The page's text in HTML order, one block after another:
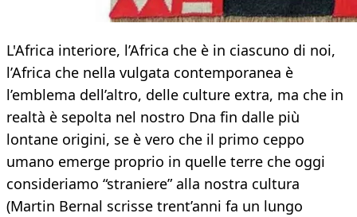
L'Africa interiore, l’Africa che è in ciascuno di noi,
l’Africa che nella vulgata contemporanea è
l’emblema dell’altro, delle culture extra, ma che in
realtà è sepolta nel nostro Dna fin dalle più
lontane origini, se è vero che il primo ceppo
umano emerge proprio in quelle terre che oggi
consideriamo “straniere” alla nostra cultura
(Martin Bernal scrisse trent’anni fa un lungo